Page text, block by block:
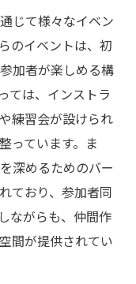
じて様々なイベン
のイベントは、初
加者が楽しめる構
ては、インストラ
練習会が設けられ
っています。ま
深めるためのバー
ており、参加者同
ながらも、仲間作
間が提供されてい